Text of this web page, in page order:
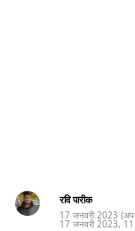
रवि पारीक
17 जनवरी 2023
17 जनवरी 2023,